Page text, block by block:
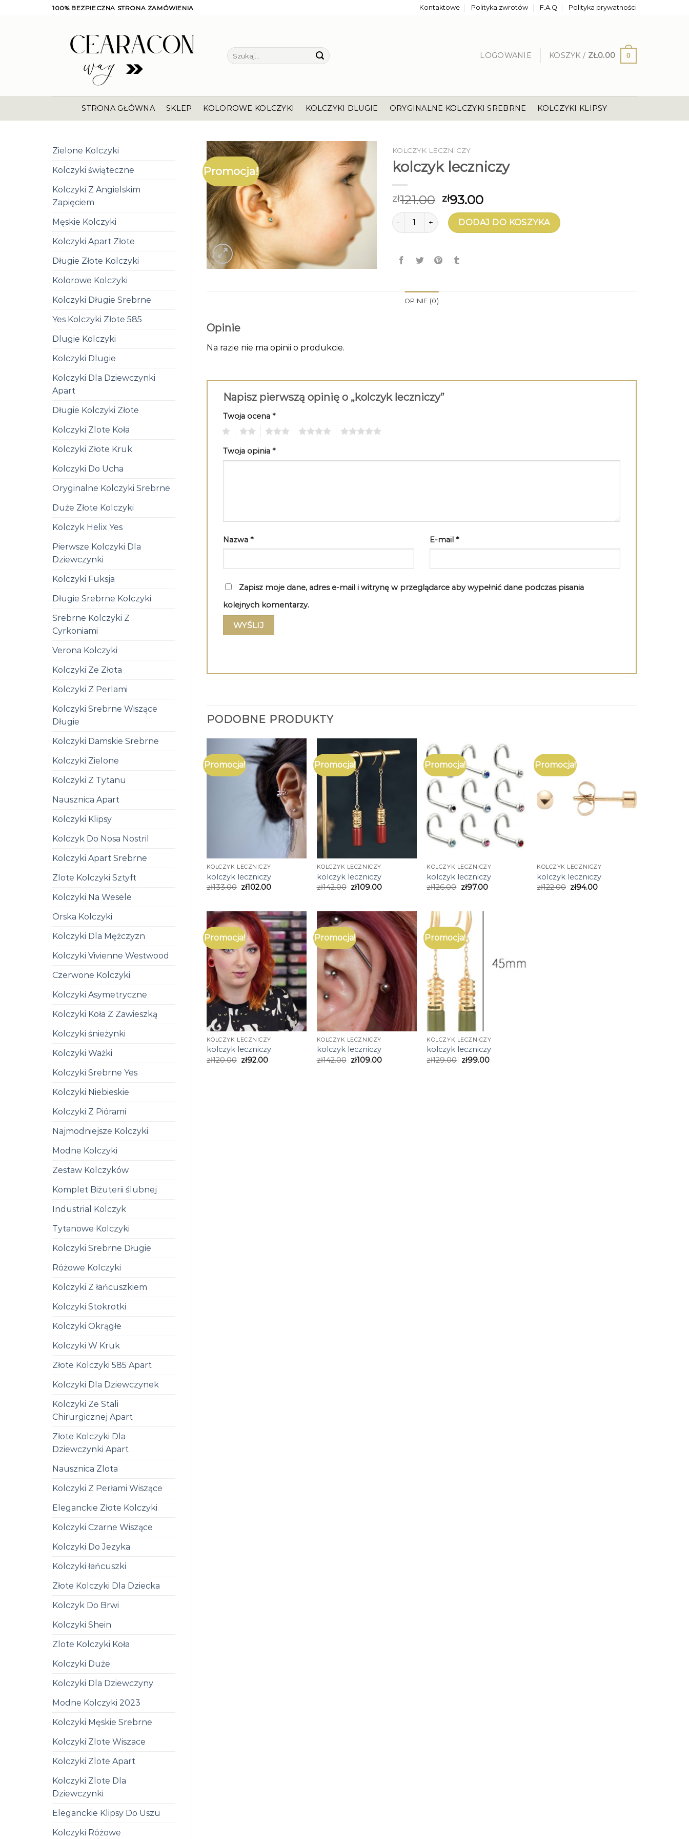
100% BEZPIECZNA STRONA ZAMÓWIENIA Kontaktowe Polityka zwrotów F.A.Q Polityka prywatności
Szukaj: LOGOWANIE KOSZYK / ZŁ0.00 0
STRONA GŁÓWNA SKLEP KOLOROWE KOLCZYKI KOLCZYKI DLUGIE ORYGINALNE KOLCZYKI SREBRNE KOLCZYKI KLIPSY
Zielone Kolczyki
Kolczyki świąteczne
Kolczyki Z Angielskim
Zapięciem
Męskie Kolczyki
Kolczyki Apart Złote
Długie Złote Kolczyki
Kolorowe Kolczyki
Kolczyki Długie Srebrne
Yes Kolczyki Złote 585
Dlugie Kolczyki
Kolczyki Dlugie
Kolczyki Dla Dziewczynki
Apart
Długie Kolczyki Złote
Kolczyki Zlote Koła
Kolczyki Złote Kruk
Kolczyki Do Ucha
Oryginalne Kolczyki Srebrne
Duże Złote Kolczyki
Kolczyk Helix Yes
Pierwsze Kolczyki Dla
Dziewczynki
Kolczyki Fuksja
Długie Srebrne Kolczyki
Srebrne Kolczyki Z
Cyrkoniami
Verona Kolczyki
Kolczyki Ze Złota
Kolczyki Z Perlami
Kolczyki Srebrne Wiszące
Długie
Kolczyki Damskie Srebrne
Kolczyki Zielone
Kolczyki Z Tytanu
Nausznica Apart
Kolczyki Klipsy
Kolczyk Do Nosa Nostril
Kolczyki Apart Srebrne
Zlote Kolczyki Sztyft
Kolczyki Na Wesele
Orska Kolczyki
Kolczyki Dla Mężczyzn
Kolczyki Vivienne Westwood
Czerwone Kolczyki
Kolczyki Asymetryczne
Kolczyki Koła Z Zawieszką
Kolczyki śnieżynki
Kolczyki Ważki
Kolczyki Srebrne Yes
Kolczyki Niebieskie
Kolczyki Z Piórami
Najmodniejsze Kolczyki
Modne Kolczyki
Zestaw Kolczyków
Komplet Biżuterii ślubnej
Industrial Kolczyk
Tytanowe Kolczyki
Kolczyki Srebrne Długie
Różowe Kolczyki
Kolczyki Z łańcuszkiem
Kolczyki Stokrotki
Kolczyki Okrągłe
Kolczyki W Kruk
Złote Kolczyki 585 Apart
Kolczyki Dla Dziewczynek
Kolczyki Ze Stali
Chirurgicznej Apart
Złote Kolczyki Dla
Dziewczynki Apart
Nausznica Zlota
Kolczyki Z Perłami Wiszące
Eleganckie Złote Kolczyki
Kolczyki Czarne Wiszące
Kolczyki Do Jezyka
Kolczyki łańcuszki
Złote Kolczyki Dla Dziecka
Kolczyk Do Brwi
Kolczyki Shein
Zlote Kolczyki Koła
Kolczyki Duże
Kolczyki Dla Dziewczyny
Modne Kolczyki 2023
Kolczyki Męskie Srebrne
Kolczyki Zlote Wiszace
Kolczyki Zlote Apart
Kolczyki Zlote Dla
Dziewczynki
Eleganckie Klipsy Do Uszu
Kolczyki Różowe
Promocja!
KOLCZYK LECZNICZY
kolczyk leczniczy
zł121.00 zł93.00
ilość kolczyk leczniczyDODAJ DO KOSZYKA
OPINIE (0)
Opinie
Na razie nie ma opinii o produkcie.
Napisz pierwszą opinię o „kolczyk leczniczy”
Twoja ocena *
Twoja opinia *
Nazwa * E-mail *
Zapisz moje dane, adres e-mail i witrynę w przeglądarce aby wypełnić dane podczas pisania
kolejnych komentarzy.
PODOBNE PRODUKTY
Promocja!
KOLCZYK LECZNICZY
kolczyk leczniczy
zł133.00 zł102.00
Promocja!
KOLCZYK LECZNICZY
kolczyk leczniczy
zł142.00 zł109.00
Promocja!
KOLCZYK LECZNICZY
kolczyk leczniczy
zł126.00 zł97.00
Promocja!
KOLCZYK LECZNICZY
kolczyk leczniczy
zł122.00 zł94.00
Promocja!
KOLCZYK LECZNICZY
kolczyk leczniczy
zł120.00 zł92.00
Promocja!
KOLCZYK LECZNICZY
kolczyk leczniczy
zł142.00 zł109.00
Promocja!
KOLCZYK LECZNICZY
kolczyk leczniczy
zł129.00 zł99.00